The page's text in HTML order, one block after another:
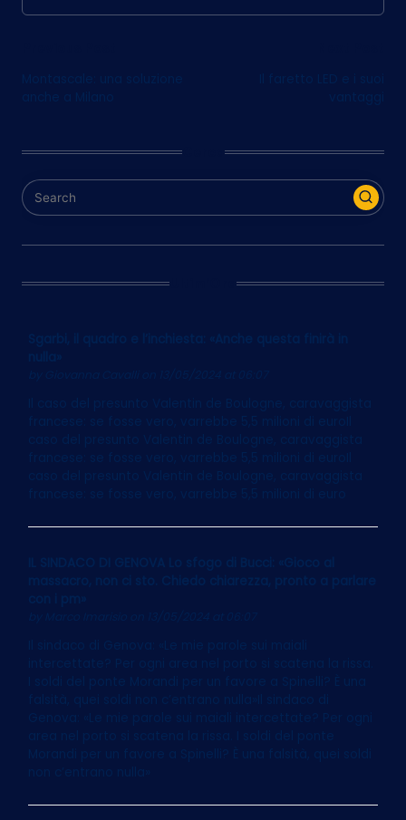
navigation
Montascale: una soluzione
anche a Milano
Il faretto LED e i suoi
vantaggi
Cerca
Sgarbi, il quadro e l’inchiesta: «Anche questa finirà in
nulla»
on 13/05/2024 at 06:07
Il caso del presunto Valentin de Boulogne, caravaggista
francese: se fosse vero, varrebbe 5,5 milioni di euroIl
caso del presunto Valentin de Boulogne, caravaggista
francese: se fosse vero, varrebbe 5,5 milioni di euroIl
caso del presunto Valentin de Boulogne, caravaggista
francese: se fosse vero, varrebbe 5,5 milioni di euro
IL SINDACO DI GENOVA Lo sfogo di Bucci: «Gioco al
massacro, non ci sto. Chiedo chiarezza, pronto a parlare
con i pm»
Marco Imarisio on 13/05/2024 at 06:07
Il sindaco di Genova: «Le mie parole sui maiali
intercettate? Per ogni area nel porto si scatena la rissa.
I soldi del ponte Morandi per un favore a Spinelli? È una
falsità, quei soldi non c’entrano nulla»Il sindaco di
Genova: «Le mie parole sui maiali intercettate? Per ogni
area nel porto si scatena la rissa. I soldi del ponte
Morandi per un favore a Spinelli? È una falsità, quei soldi
non c’entrano nulla»